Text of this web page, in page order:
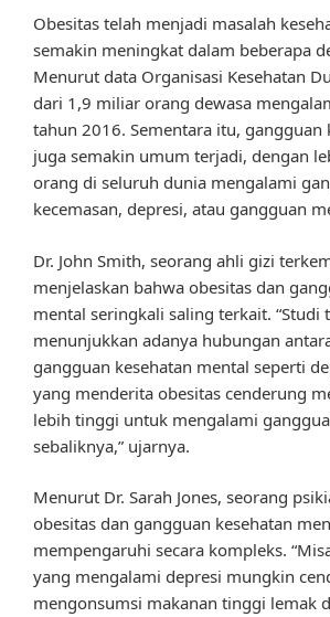
Obesitas telah menjadi masalah
semakin meningkat dalam beberapa
Menurut data Organisasi Kesehatan
dari 1,9 miliar orang dewasa
tahun 2016. Sementara itu, gangguan
juga semakin umum terjadi, dengan
orang di seluruh dunia mengalami
kecemasan, depresi, atau gangguan
Dr. John Smith, seorang ahli gizi
menjelaskan bahwa obesitas dan
mental seringkali saling terkait. “Studi
menunjukkan adanya hubungan
gangguan kesehatan mental seperti
yang menderita obesitas cenderung
lebih tinggi untuk mengalami
sebaliknya,” ujarnya.
Menurut Dr. Sarah Jones, seorang
obesitas dan gangguan kesehatan
mempengaruhi secara kompleks.
yang mengalami depresi mungkin
mengonsumsi makanan tinggi lemak